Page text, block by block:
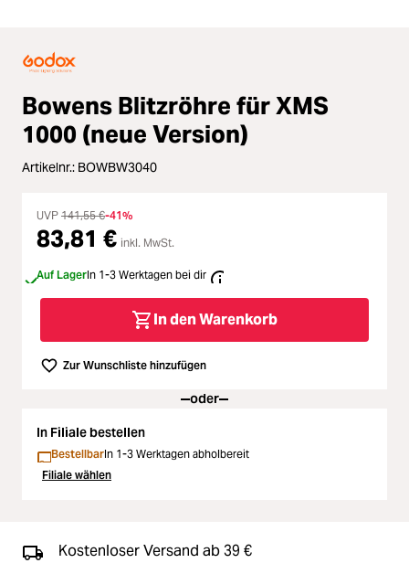
Loading...Zubehör
Loading...Licht & Studio
Loading...Bildbearbeitung
Loading...
Ferngläser
Loading...Second Hand
Loading...
Loading...
Bowens Blitzröhre für XMS
1000 (neue Version)
Artikelnr.: BOWBW3040
UVP 141,55 €-41%
83,81 € inkl. MwSt.
Auf LagerIn 1-3 Werktagen bei dir
In den Warenkorb
Zur Wunschliste hinzufügen
oder
In Filiale bestellen
BestellbarIn 1-3 Werktagen abholbereit
Filiale wählen
Kostenloser Versand ab 39 €